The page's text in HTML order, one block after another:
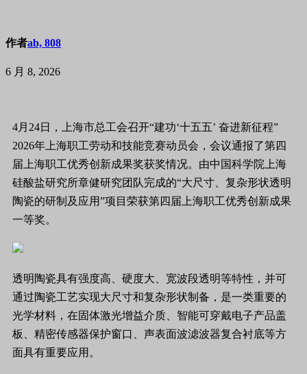
作者ab, 808
6 月 8, 2026
4月24日，上海市总工会召开“建功‘十五五’ 奋进新征程”
2026年上海职工劳动和技能竞赛动员会，会议通报了第四
届上海职工优秀创新成果奖获奖情况。由中国科学院 上海
硅酸盐研究所章健研究团队完成的“大尺寸、复杂形状透明
陶瓷的研制及应用”项目荣获第四届上海职工优秀创新成果
一等奖。
透明陶瓷具有强度高、硬度大、宽波段透明等特性，并可
通过陶瓷工艺实现大尺寸和复杂形状制备，是一类重要的
光学材料 ，在固体激光增益介质、智能可穿戴电子产品盖
板、精密传感器保护窗口、声表面波滤波器复合衬底等方
面具有重要应用。